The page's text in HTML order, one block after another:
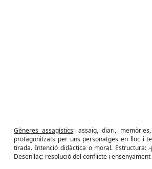
Gèneres assagístics: assaig, diari,
protagonitzats per uns personatges en lloc i
tirada. Intenció didàctica o moral. Estructura:
Desenllaç: resolució del conflicte i